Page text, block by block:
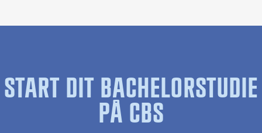
START DIT BACHELORSTUDIE
PÅ CBS